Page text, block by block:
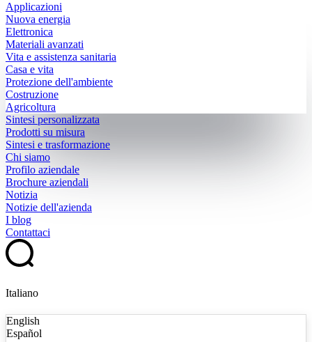
Applicazioni
Nuova energia
Elettronica
Materiali avanzati
Vita e assistenza sanitaria
Casa e vita
Protezione dell'ambiente
Costruzione
Agricoltura
Sintesi personalizzata
Prodotti su misura
Sintesi e trasformazione
Chi siamo
Profilo aziendale
Brochure aziendali
Notizia
Notizie dell'azienda
I blog
Contattaci
Italiano
English
Español